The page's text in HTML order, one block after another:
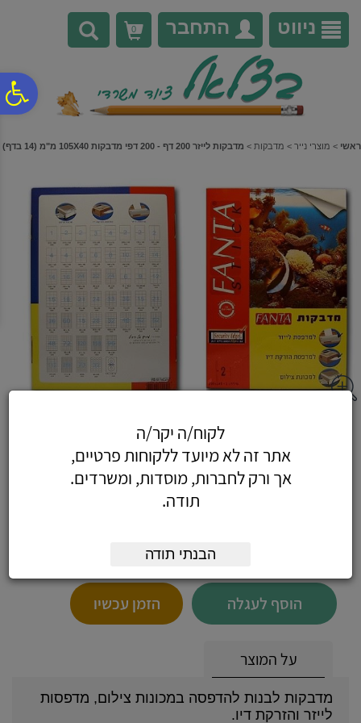
נגישות
אתר
המרכזי
ניווט התחבר 0
ראשי > מוצרי נייר > מדבקות > מדבקות לייזר 200 דף - 200 דפי מדבקות 105X40 מ"מ (14 בדף)
105X40 מ"מ (14 בדף)
הוסף לעגלה הזמן עכשיו
על המוצר
מדבקות לבנות להדפסה במכונות צילום, מדפסות
לייזר והזרקת דיו.
לקוח/ה יקר/ה
אתר זה לא מיועד ללקוחות פרטיים,
אך ורק לחברות, מוסדות, ומשרדים.
תודה.
הבנתי תודה